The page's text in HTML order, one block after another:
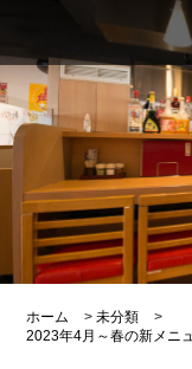
ホーム >未分類
>
2023年4月～春の新メ